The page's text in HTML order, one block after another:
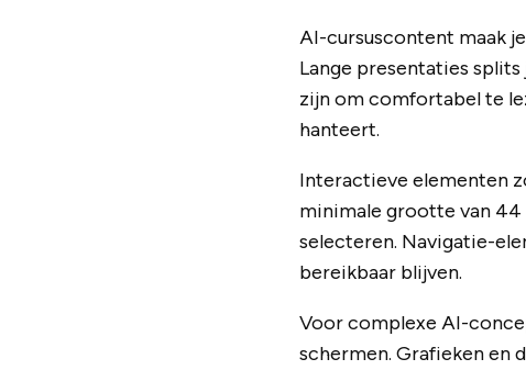
AI-cursuscontent maak
Lange presentaties
zijn om comfortabel te
hanteert.
Interactieve elementen
minimale grootte van
selecteren. Navigatie-
bereikbaar blijven.
Voor complexe AI-
schermen. Grafieken en